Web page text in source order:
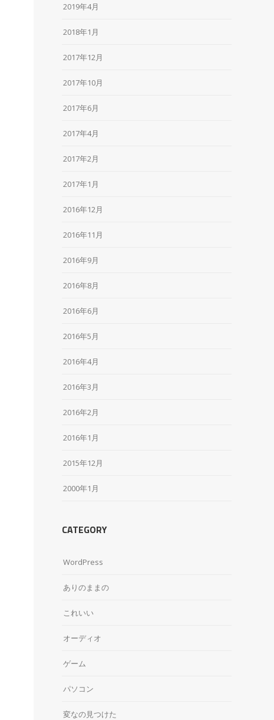
2019年4月
2018年1月
2017年12月
2017年10月
2017年6月
2017年4月
2017年2月
2017年1月
2016年12月
2016年11月
2016年9月
2016年8月
2016年6月
2016年5月
2016年4月
2016年3月
2016年2月
2016年1月
2015年12月
2000年1月
CATEGORY
WordPress
ありのままの
これいい
オーディオ
ゲーム
パソコン
変なの見つけた